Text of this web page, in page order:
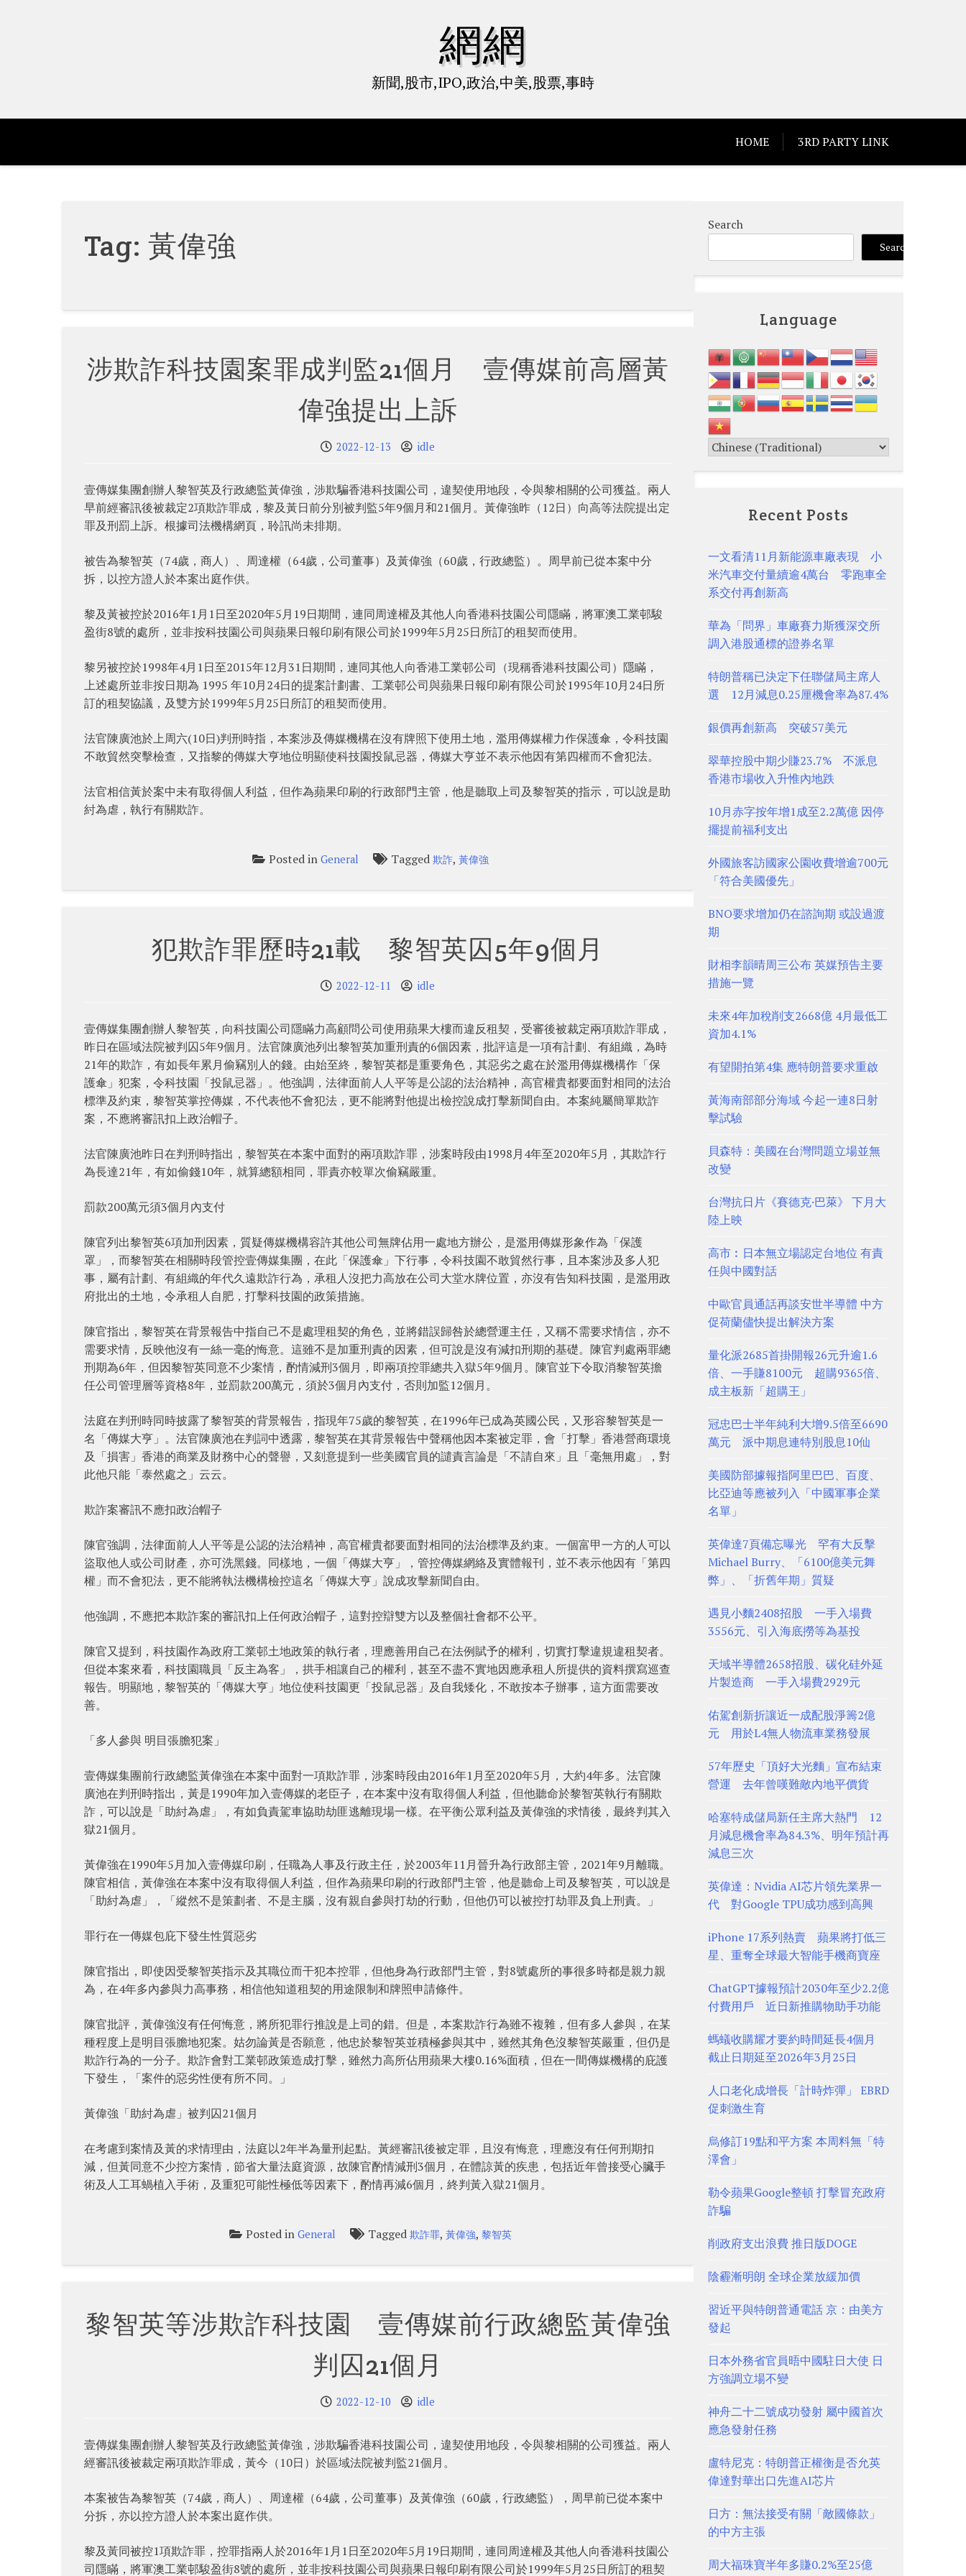
網網
新聞,股市,IPO,政治,中美,股票,事時
HOME 3RD PARTY LINK
Tag: 黃偉強
涉欺詐科技園案罪成判監21個月 壹傳媒前高層黃
偉強提出上訴
2022-12-13 idle
壹傳媒集團創辦人黎智英及行政總監黃偉強，涉欺騙香港科技園公司，違契使用地段，令與黎相關的公司獲益。兩人
早前經審訊後被裁定2項欺詐罪成，黎及黃日前分別被判監5年9個月和21個月。黃偉強昨（12日）向高等法院提出定
罪及刑罰上訴。根據司法機構網頁，聆訊尚未排期。
被告為黎智英（74歲，商人）、周達權（64歲，公司董事）及黃偉強（60歲，行政總監）。周早前已從本案中分
拆，以控方證人於本案出庭作供。
黎及黃被控於2016年1月1日至2020年5月19日期間，連同周達權及其他人向香港科技園公司隱瞞，將軍澳工業邨駿
盈街8號的處所，並非按科技園公司與蘋果日報印刷有限公司於1999年5月25日所訂的租契而使用。
黎另被控於1998年4月1日至2015年12月31日期間，連同其他人向香港工業邨公司（現稱香港科技園公司）隱瞞，
上述處所並非按日期為 1995 年10月24日的提案計劃書、工業邨公司與蘋果日報印刷有限公司於1995年10月24日所
訂的租契協議，及雙方於1999年5月25日所訂的租契而使用。
法官陳廣池於上周六(10日)判刑時指，本案涉及傳媒機構在沒有牌照下使用土地，濫用傳媒權力作保護傘，令科技園
不敢貿然突擊檢查，又指黎的傳媒大亨地位明顯使科技園投鼠忌器，傳媒大亨並不表示他因有第四權而不會犯法。
法官相信黃於案中未有取得個人利益，但作為蘋果印刷的行政部門主管，他是聽取上司及黎智英的指示，可以說是助
紂為虐，執行有關欺詐。
Posted inGeneral Tagged欺詐,黃偉強
犯欺詐罪歷時21載 黎智英囚5年9個月
2022-12-11 idle
壹傳媒集團創辦人黎智英，向科技園公司隱瞞力高顧問公司使用蘋果大樓而違反租契，受審後被裁定兩項欺詐罪成，
昨日在區域法院被判囚5年9個月。法官陳廣池列出黎智英加重刑責的6個因素，批評這是一項有計劃、有組織，為時
21年的欺詐，有如長年累月偷竊別人的錢。由始至終，黎智英都是重要角色，其惡劣之處在於濫用傳媒機構作「保
護傘」犯案，令科技園「投鼠忌器」。他強調，法律面前人人平等是公認的法治精神，高官權貴都要面對相同的法治
標準及約束，黎智英掌控傳媒，不代表他不會犯法，更不能將對他提出檢控說成打擊新聞自由。本案純屬簡單欺詐
案，不應將審訊扣上政治帽子。
法官陳廣池昨日在判刑時指出，黎智英在本案中面對的兩項欺詐罪，涉案時段由1998月4年至2020年5月，其欺詐行
為長達21年，有如偷錢10年，就算總額相同，罪責亦較單次偷竊嚴重。
罰款200萬元須3個月內支付
陳官列出黎智英6項加刑因素，質疑傳媒機構容許其他公司無牌佔用一處地方辦公，是濫用傳媒形象作為「保護
罩」，而黎智英在相關時段管控壹傳媒集團，在此「保護傘」下行事，令科技園不敢貿然行事，且本案涉及多人犯
事，屬有計劃、有組織的年代久遠欺詐行為，承租人沒把力高放在公司大堂水牌位置，亦沒有告知科技園，是濫用政
府批出的土地，令承租人自肥，打擊科技園的政策措施。
陳官指出，黎智英在背景報告中指自己不是處理租契的角色，並將錯誤歸咎於總營運主任，又稱不需要求情信，亦不
需要求情，反映他沒有一絲一毫的悔意。這雖不是加重刑責的因素，但可說是沒有減扣刑期的基礎。陳官判處兩罪總
刑期為6年，但因黎智英同意不少案情，酌情減刑3個月，即兩項控罪總共入獄5年9個月。陳官並下令取消黎智英擔
任公司管理層等資格8年，並罰款200萬元，須於3個月內支付，否則加監12個月。
法庭在判刑時同時披露了黎智英的背景報告，指現年75歲的黎智英，在1996年已成為英國公民，又形容黎智英是一
名「傳媒大亨」。法官陳廣池在判詞中透露，黎智英在其背景報告中聲稱他因本案被定罪，會「打擊」香港營商環境
及「損害」香港的商業及財務中心的聲譽，又刻意提到一些美國官員的譴責言論是「不請自來」且「毫無用處」，對
此他只能「泰然處之」云云。
欺詐案審訊不應扣政治帽子
陳官強調，法律面前人人平等是公認的法治精神，高官權貴都要面對相同的法治標準及約束。一個富甲一方的人可以
盜取他人或公司財產，亦可洗黑錢。同樣地，一個「傳媒大亨」，管控傳媒網絡及實體報刊，並不表示他因有「第四
權」而不會犯法，更不能將執法機構檢控這名「傳媒大亨」說成攻擊新聞自由。
他強調，不應把本欺詐案的審訊扣上任何政治帽子，這對控辯雙方以及整個社會都不公平。
陳官又提到，科技園作為政府工業邨土地政策的執行者，理應善用自己在法例賦予的權利，切實打擊違規違租契者。
但從本案來看，科技園職員「反主為客」，拱手相讓自己的權利，甚至不盡不實地因應承租人所提供的資料撰寫巡查
報告。明顯地，黎智英的「傳媒大亨」地位使科技園更「投鼠忌器」及自我矮化，不敢按本子辦事，這方面需要改
善。
「多人參與 明目張膽犯案」
壹傳媒集團前行政總監黃偉強在本案中面對一項欺詐罪，涉案時段由2016年1月至2020年5月，大約4年多。法官陳
廣池在判刑時指出，黃是1990年加入壹傳媒的老臣子，在本案中沒有取得個人利益，但他聽命於黎智英執行有關欺
詐，可以說是「助紂為虐」，有如負責駕車協助劫匪逃離現場一樣。在平衡公眾利益及黃偉強的求情後，最終判其入
獄21個月。
黃偉強在1990年5月加入壹傳媒印刷，任職為人事及行政主任，於2003年11月晉升為行政部主管，2021年9月離職。
陳官相信，黃偉強在本案中沒有取得個人利益，但作為蘋果印刷的行政部門主管，他是聽命上司及黎智英，可以說是
「助紂為虐」，「縱然不是策劃者、不是主腦，沒有親自參與打劫的行動，但他仍可以被控打劫罪及負上刑責。」
罪行在一傳媒包庇下發生性質惡劣
陳官指出，即使因受黎智英指示及其職位而干犯本控罪，但他身為行政部門主管，對8號處所的事很多時都是親力親
為，在4年多內參與力高事務，相信他知道租契的用途限制和牌照申請條件。
陳官批評，黃偉強沒有任何悔意，將所犯罪行推說是上司的錯。但是，本案欺詐行為雖不複雜，但有多人參與，在某
種程度上是明目張膽地犯案。姑勿論黃是否願意，他忠於黎智英並積極參與其中，雖然其角色沒黎智英嚴重，但仍是
欺詐行為的一分子。欺詐會對工業邨政策造成打擊，雖然力高所佔用蘋果大樓0.16%面積，但在一間傳媒機構的庇護
下發生，「案件的惡劣性便有所不同。」
黃偉強「助紂為虐」被判囚21個月
在考慮到案情及黃的求情理由，法庭以2年半為量刑起點。黃經審訊後被定罪，且沒有悔意，理應沒有任何刑期扣
減，但黃同意不少控方案情，節省大量法庭資源，故陳官酌情減刑3個月，在體諒黃的疾患，包括近年曾接受心臟手
術及人工耳蝸植入手術，及重犯可能性極低等因素下，酌情再減6個月，終判黃入獄21個月。
Posted inGeneral Tagged欺詐罪,黃偉強,黎智英
黎智英等涉欺詐科技園 壹傳媒前行政總監黃偉強
判囚21個月
2022-12-10 idle
壹傳媒集團創辦人黎智英及行政總監黃偉強，涉欺騙香港科技園公司，違契使用地段，令與黎相關的公司獲益。兩人
經審訊後被裁定兩項欺詐罪成，黃今（10日）於區域法院被判監21個月。
本案被告為黎智英（74歲，商人）、周達權（64歲，公司董事）及黃偉強（60歲，行政總監），周早前已從本案中
分拆，亦以控方證人於本案出庭作供。
黎及黃同被控1項欺詐罪，控罪指兩人於2016年1月1日至2020年5月19日期間，連同周達權及其他人向香港科技園公
司隱瞞，將軍澳工業邨駿盈街8號的處所，並非按科技園公司與蘋果日報印刷有限公司於1999年5月25日所訂的租契
Search
Search
Language
Recent Posts
一文看清11月新能源車廠表現 小
米汽車交付量續逾4萬台 零跑車全
系交付再創新高
華為「問界」車廠賽力斯獲深交所
調入港股通標的證券名單
特朗普稱已決定下任聯儲局主席人
選 12月減息0.25厘機會率為87.4%
銀價再創新高 突破57美元
翠華控股中期少賺23.7% 不派息
香港市場收入升惟內地跌
10月赤字按年增1成至2.2萬億 因停
擺提前福利支出
外國旅客訪國家公園收費增逾700元
「符合美國優先」
BNO要求增加仍在諮詢期 或設過渡
期
財相李韻晴周三公布 英媒預告主要
措施一覽
未來4年加稅削支2668億 4月最低工
資加4.1%
有望開拍第4集 應特朗普要求重啟
黃海南部部分海域 今起一連8日射
擊試驗
貝森特：美國在台灣問題立場並無
改變
台灣抗日片《賽德克·巴萊》 下月大
陸上映
高市︰日本無立場認定台地位 有責
任與中國對話
中歐官員通話再談安世半導體 中方
促荷蘭儘快提出解決方案
量化派2685首掛開報26元升逾1.6
倍、一手賺8100元 超購9365倍、
成主板新「超購王」
冠忠巴士半年純利大增9.5倍至6690
萬元 派中期息連特別股息10仙
美國防部據報指阿里巴巴、百度、
比亞迪等應被列入「中國軍事企業
名單」
英偉達7頁備忘曝光 罕有大反擊
Michael Burry、「6100億美元舞
弊」、「折舊年期」質疑
遇見小麵2408招股 一手入場費
3556元、引入海底撈等為基投
天域半導體2658招股、碳化硅外延
片製造商 一手入場費2929元
佑駕創新折讓近一成配股淨籌2億
元 用於L4無人物流車業務發展
57年歷史「頂好大光麵」宣布結束
營運 去年曾嘆難敵內地平價貨
哈塞特成儲局新任主席大熱門 12
月減息機會率為84.3%、明年預計再
減息三次
英偉達：Nvidia AI芯片領先業界一
代 對Google TPU成功感到高興
iPhone 17系列熱賣 蘋果將打低三
星、重奪全球最大智能手機商寶座
ChatGPT據報預計2030年至少2.2億
付費用戶 近日新推購物助手功能
螞蟻收購耀才要約時間延長4個月
截止日期延至2026年3月25日
人口老化成增長「計時炸彈」 EBRD
促刺激生育
烏修訂19點和平方案 本周料無「特
澤會」
勒令蘋果Google整頓 打擊冒充政府
詐騙
削政府支出浪費 推日版DOGE
陰霾漸明朗 全球企業放緩加價
習近平與特朗普通電話 京：由美方
發起
日本外務省官員晤中國駐日大使 日
方強調立場不變
神舟二十二號成功發射 屬中國首次
應急發射任務
盧特尼克：特朗普正權衡是否允英
偉達對華出口先進AI芯片
日方：無法接受有關「敵國條款」
的中方主張
周大福珠寶半年多賺0.2%至25億